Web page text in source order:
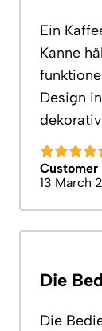
Ein
Kanne
Design
Customer
13 March
Die
Die